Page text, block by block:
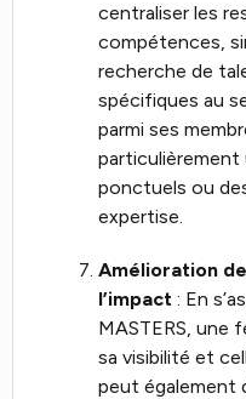
centraliser les
compétences,
recherche de
spécifiques au
parmi ses
ponctuels ou
expertise.
Amélioration
l’impact : En
MASTERS, une
sa visibilité et
peut également